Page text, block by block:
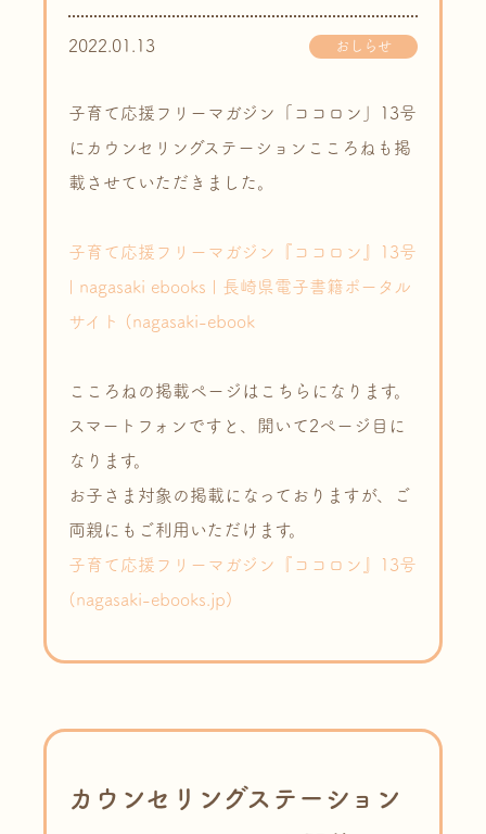
2022.01.13 おしらせ
子育て応援フリーマガジン「ココロン」13号
にカウンセリングステーションこころねも掲
載させていただきました。
子育て応援フリーマガジン『ココロン』13号
| nagasaki ebooks | 長崎県電子書籍ポータル
サイト (nagasaki-ebook
こころねの掲載ページはこちらになります。
スマートフォンですと、開いて2ページ目に
なります。
お子さま対象の掲載になっておりますが、ご
両親にもご利用いただけます。
子育て応援フリーマガジン『ココロン』13号
(nagasaki-ebooks.jp)
カウンセリングステーション